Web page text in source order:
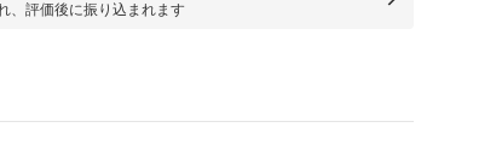
、評価後に振り込まれます